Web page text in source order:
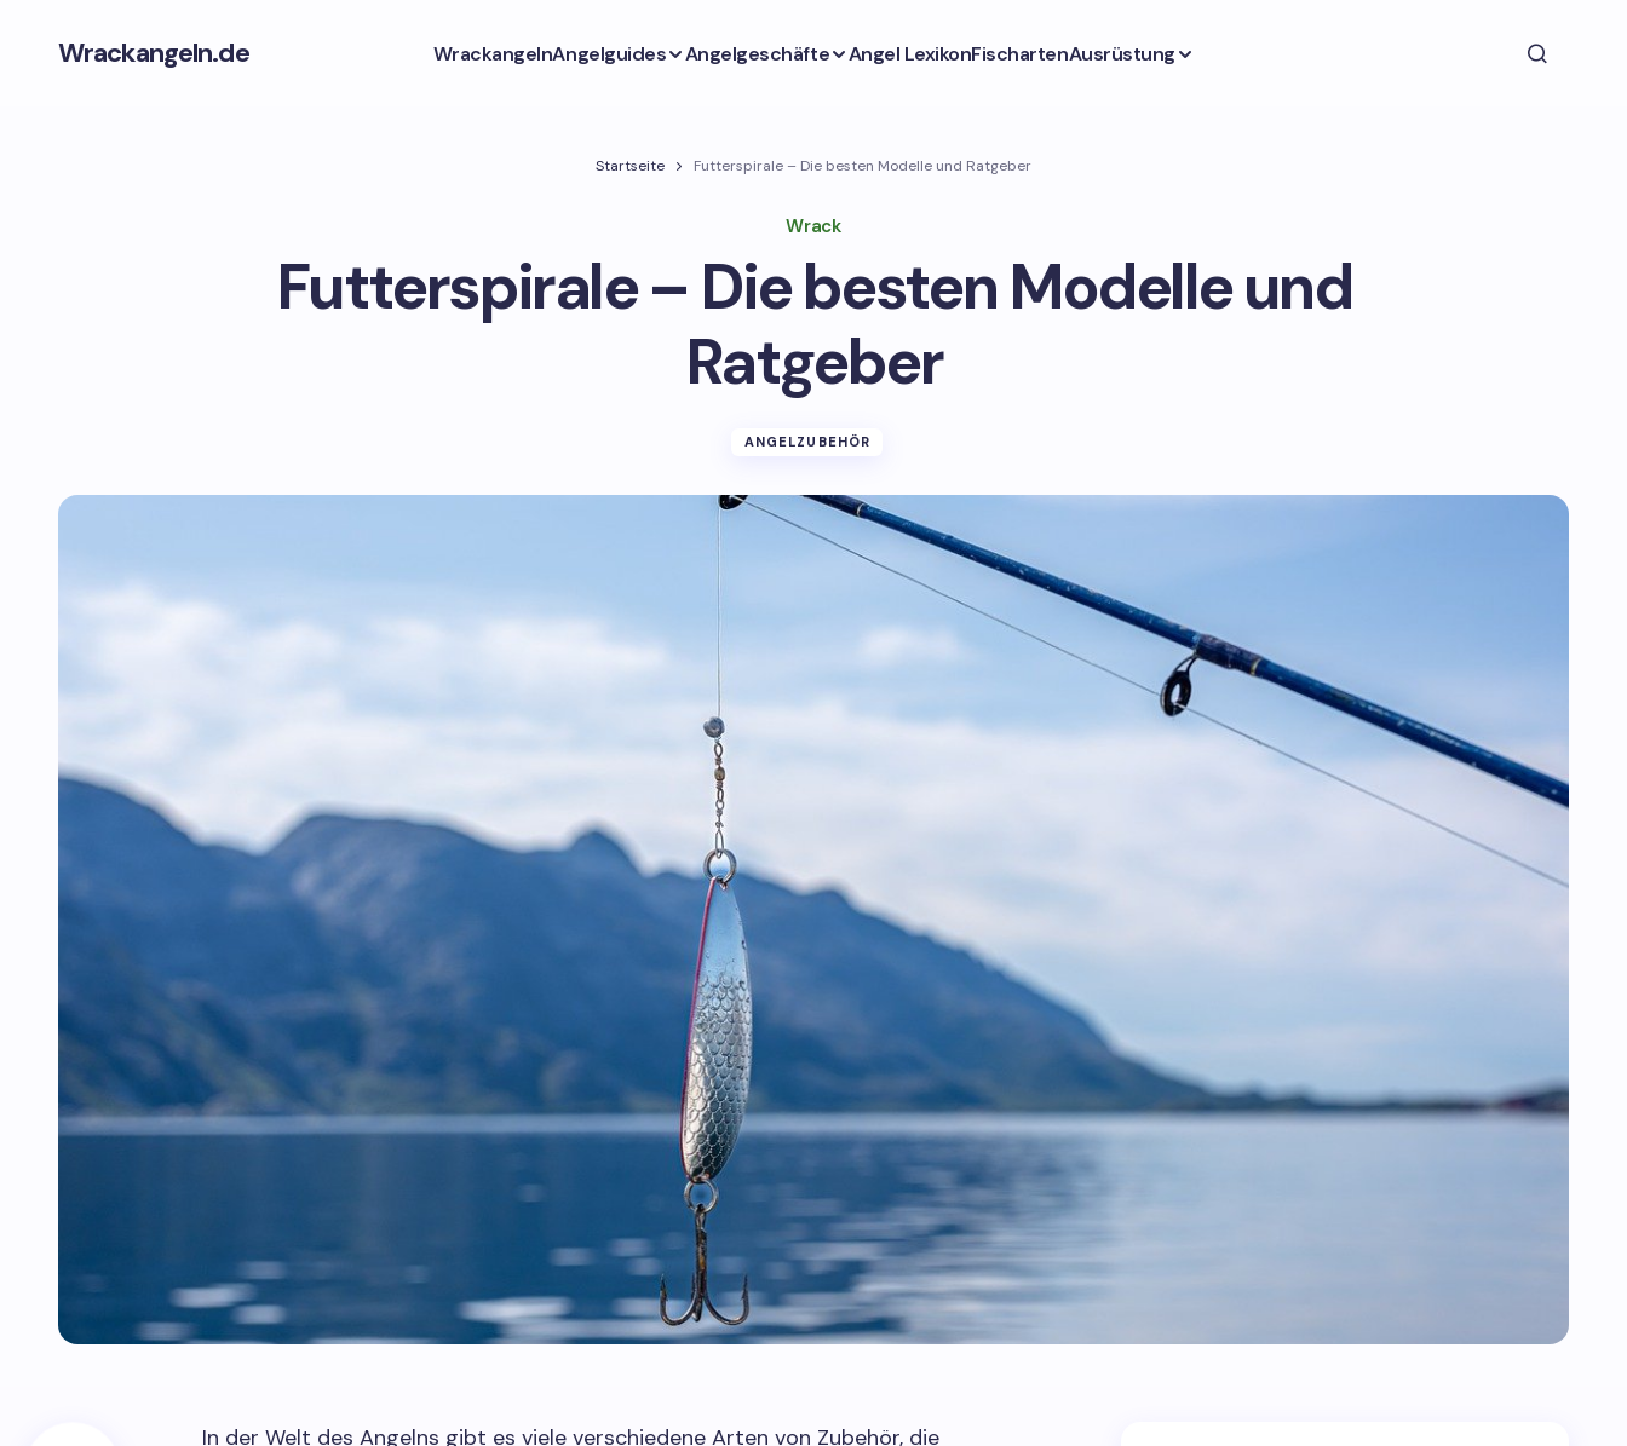
Wrackangeln.de WrackangelnAngelguides Angelgeschäfte Angel LexikonFischartenAusrüstung
Startseite Futterspirale – Die besten Modelle und Ratgeber
Wrack
Futterspirale – Die besten Modelle und
Ratgeber
ANGELZUBEHÖR
In der Welt des Angelns gibt es viele verschiedene Arten von Zubehör, die